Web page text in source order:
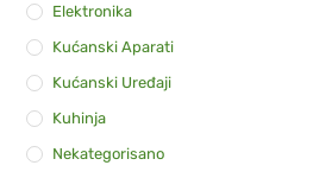
Elektronika
Kućanski Aparati
Kućanski Uređaji
Kuhinja
Nekategorisano